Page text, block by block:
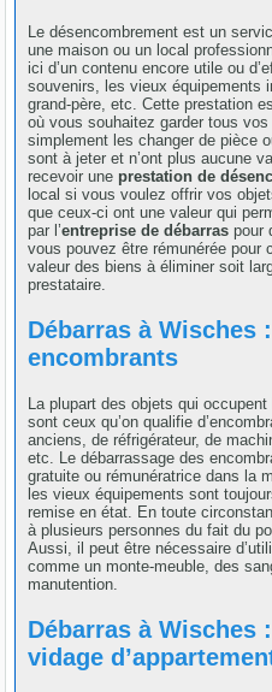
Le désencombrement est un
une maison ou un local
ici d’un contenu encore utile ou
souvenirs, les vieux équipements
grand-père, etc. Cette prestation
où vous souhaitez garder tous
simplement les changer de pièce
sont à jeter et n’ont plus aucune
recevoir une prestation de
local si vous voulez offrir vos
que ceux-ci ont une valeur qui
par l’entreprise de débarras pour
vous pouvez être rémunérée pour
valeur des biens à éliminer soit
prestataire.
Débarras à Wisches
encombrants
La plupart des objets qui
sont ceux qu’on qualifie
anciens, de réfrigérateur, de
etc. Le débarrassage des
gratuite ou rémunératrice dans la
les vieux équipements sont
remise en état. En toute
à plusieurs personnes du fait du
Aussi, il peut être nécessaire
comme un monte-meuble, des
manutention.
Débarras à Wisches
vidage